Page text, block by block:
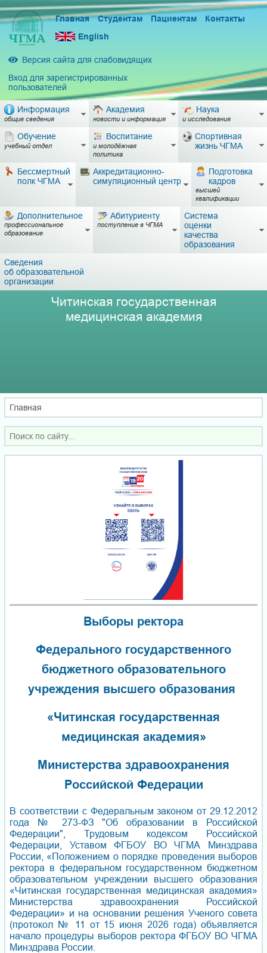
Главная Студентам Пациентам
Контакты
English
Версия сайта для слабовидящих
Вход для зарегистрированных
пользователей
Информация
общие сведения
Академия
новости и информация
Наука
и исследования
Обучение
учебный отдел
Воспитание
и молодёжная
политика
Спортивная
жизнь ЧГМА
Бессмертный
полк ЧГМА
Аккредитационно-
симуляционный центр
Подготовка
кадров
высшей
квалификации
Дополнительное
профессиональное
образование
Абитуриенту
поступление в ЧГМА
Система
оценки
качества
образования
Сведения
об образовательной
организации
Читинская государственная
медицинская академия
Главная
Выборы ректора
Федерального государственного
бюджетного образовательного
учреждения высшего образования
«Читинская государственная
медицинская академия»
Министерства здравоохранения
Российской Федерации
В соответствии с Федеральным законом от 29.12.2012
года № 273-ФЗ "Об образовании в Российской
Федерации", Трудовым кодексом Российской
Федерации, Уставом ФГБОУ ВО ЧГМА Минздрава
России, «Положением о порядке проведения выборов
ректора в федеральном государственном бюджетном
образовательном учреждении высшего образования
«Читинская государственная медицинская академия»
Министерства здравоохранения Российской
Федерации» и на основании решения Ученого совета
(протокол № 11 от 15 июня 2026 года) объявляется
начало процедуры выборов ректора ФГБОУ ВО ЧГМА
Минздрава России.